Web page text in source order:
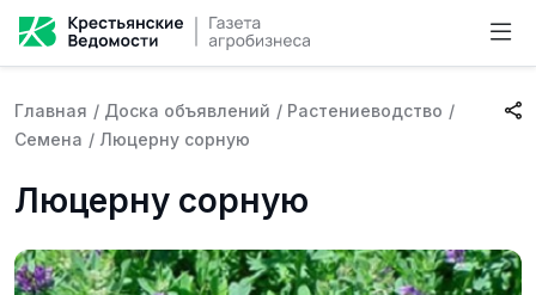
Главная / Доска объявлений / Растениеводство /
Семена / Люцерну сорную
Люцерну сорную